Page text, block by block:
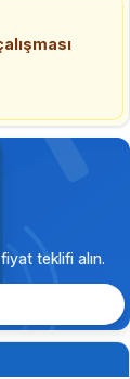
teklifi alın.